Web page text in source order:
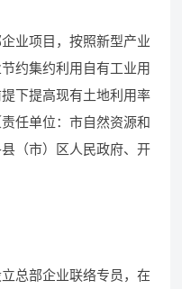
业项目，按照新型产业
约集约利用自有工业用
下提高现有土地利用率
任单位：市自然资源和
（市）区人民政府、开
总部企业联络专员，在